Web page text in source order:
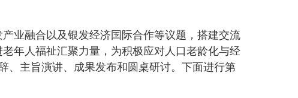
业融合以及银发经济国际合作等议题，搭建交流
年人福祉汇聚力量，为积极应对人口老龄化与经
、主旨演讲、成果发布和圆桌研讨。下面进行第